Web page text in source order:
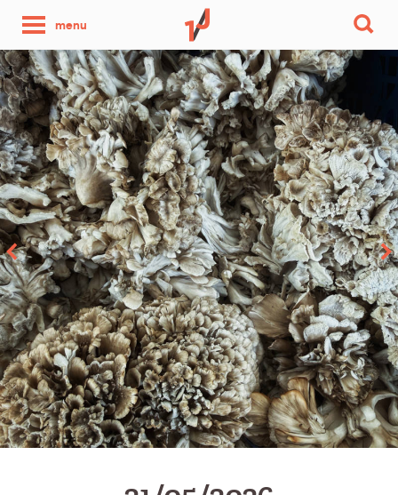
menu
photo
par
jour